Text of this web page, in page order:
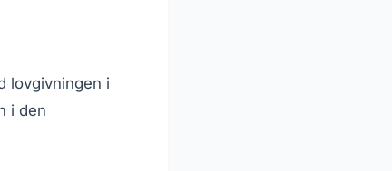
lovgivningen i
i den